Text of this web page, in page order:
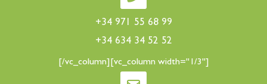
+34 971 55 68 99
+34 634 34 52 52
[/vc_column][vc_column width="1/3"]